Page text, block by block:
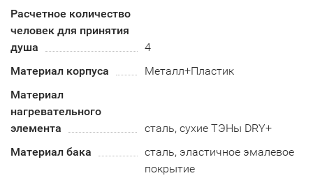
Расчетное количество
человек для принятия
душа
4
Материал корпуса
Металл+Пластик
Материал
нагревательного
элемента
сталь, сухие ТЭНы DRY+
Материал бака
сталь, эластичное эмалевое
покрытие